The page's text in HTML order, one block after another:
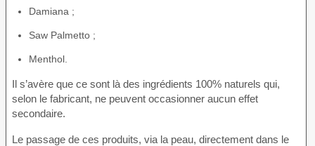
Damiana ;
Saw Palmetto ;
Menthol.
Il s’avère que ce sont là des ingrédients 100% naturels qui,
selon le fabricant, ne peuvent occasionner aucun effet
secondaire.
Le passage de ces produits, via la peau, directement dans le